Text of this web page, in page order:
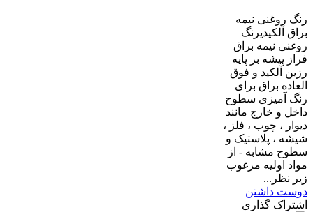
رنگ روغنی نیمه
براق آلکیدیرنگ
روغنی نیمه براق
فراز پیشه بر پایه
رزین آلکید و فوق
العاده براق برای
رنگ آمیزی سطوح
داخل و خارج مانند
دیوار ، چوب ، فلز ،
شیشه ، پلاستیک و
سطوح مشابه - از
مواد اولیه مرغوب
زیر نظر...
دوست داشتن
اشتراک گذاری